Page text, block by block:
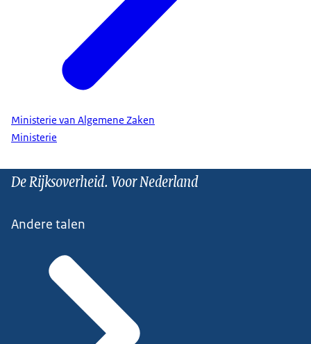
Ministerie van Algemene Zaken
Ministerie
De Rijksoverheid. Voor Nederland
Andere talen